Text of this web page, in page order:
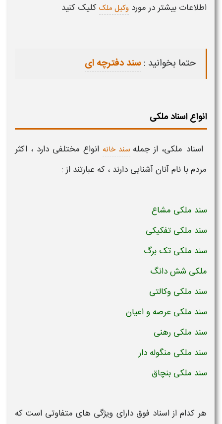
اطلاعات بیشتر در مورد وکیل ملک کلیک کنید
حتما بخوانید :سند دفترچه ای
انواع اسناد ملکی
اسناد ملکی، از جمله سند خانه انواع مختلفی دارد ، اکثر
مردم با نام آنان آشنایی دارند ، که عبارتند از :
سند ملکی مشاع
سند ملکی تفکیکی
سند ملکی تک برگ
ملکی شش دانگ
سند ملکی وکالتی
سند ملکی عرصه و اعیان
سند ملکی رهنی
سند ملکی منگوله دار
سند ملکی بنچاق
هر کدام از اسناد فوق دارای ویژگی های متفاوتی است که